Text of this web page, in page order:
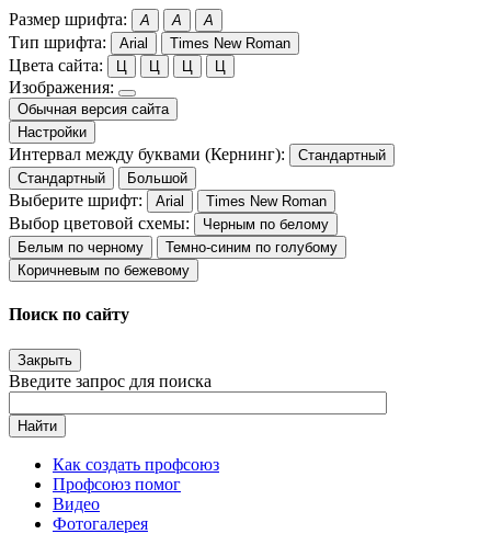
Размер шрифта: A A A
Тип шрифта: Arial Times New Roman
Цвета сайта: Ц Ц Ц Ц
Изображения:
Обычная версия сайта
Настройки
Интервал между буквами (Кернинг):
Стандартный
Стандартный
Большой
Выберите шрифт: Arial Times New Roman
Выбор цветовой схемы:
Черным по белому
Белым по черному
Темно-синим по голубому
Коричневым по бежевому
Поиск по сайту
Закрыть
Введите запрос для поиска
Найти
Как создать профсоюз
Профсоюз помог
Видео
Фотогалерея